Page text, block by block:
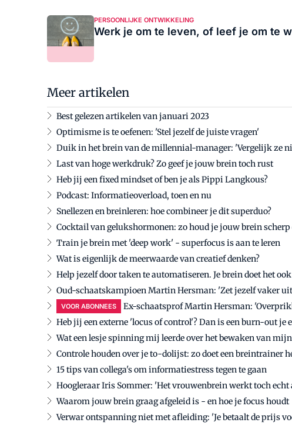
PERSOONLIJKE ONTWIKKELING
Werk je om te leven, of leef je om te
Meer artikelen
Best gelezen artikelen van januari 2023
Optimisme is te oefenen: 'Stel jezelf de juiste vragen'
Duik in het brein van de millennial-manager: 'Vergelijk ze
Last van hoge werkdruk? Zo geef je jouw brein toch rust
Heb jij een fixed mindset of ben je als Pippi Langkous?
Podcast: Informatieoverload, toen en nu
Snellezen en breinleren: hoe combineer je dit superduo?
Cocktail van gelukshormonen: zo houd je jouw brein scherp
Train je brein met 'deep work' - superfocus is aan te leren
Wat is eigenlijk de meerwaarde van creatief denken?
Help jezelf door taken te automatiseren. Je brein doet het ook
Oud-schaatskampioen Martin Hersman: 'Zet jezelf vaker
VOOR ABONNEES
Ex-schaatsprof Martin Hersman:
Heb jij een externe 'locus of control'? Dan is een burn-out je
Wat een lesje spinning mij leerde over het bewaken van
Controle houden over je to-dolijst: zo doet een breintrainer
15 tips van collega's om informatiestress tegen te gaan
Hoogleraar Iris Sommer: 'Het vrouwenbrein werkt toch echt
Waarom jouw brein graag afgeleid is - en hoe je focus houdt
Verwar ontspanning niet met afleiding: 'Je betaalt de prijs